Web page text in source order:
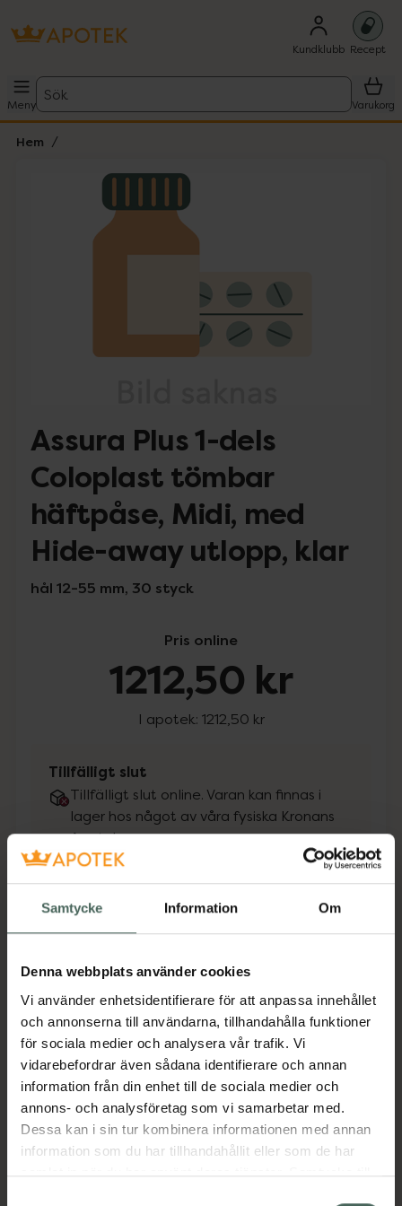
Samtycke Information Om
Denna webbplats använder cookies
Vi använder enhetsidentifierare för att anpassa innehållet
och annonserna till användarna, tillhandahålla funktioner
för sociala medier och analysera vår trafik. Vi
vidarebefordrar även sådana identifierare och annan
information från din enhet till de sociala medier och
annons- och analysföretag som vi samarbetar med.
Dessa kan i sin tur kombinera informationen med annan
information som du har tillhandahållit eller som de har
samlat in när du har använt deras tjänster. Samtycke till
Kundklubb Recept
Meny
Sök
Varukorg
Hem
Lista: . Innehåller 1 objekt.
Assura Plus 1-dels
Coloplast tömbar
häftpåse, Midi, med
Hide-away utlopp, klar
hål 12-55 mm, 30 styck
Pris online
1212,50 kr
I apotek: 1212,50 kr
Tillfälligt slut
Tillfälligt slut online. Varan kan finnas i
lager hos något av våra fysiska Kronans
Apotek.
Se lagerstatus på apotek
Få mejl när varan finns i lager online
villkoren
Spara
Aktuella erbjudanden
Beskrivning Dölj